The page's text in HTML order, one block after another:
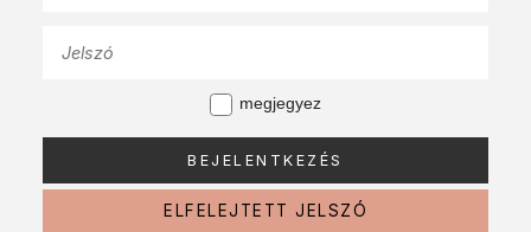
megjegyez
ELFELEJTETT JELSZÓ